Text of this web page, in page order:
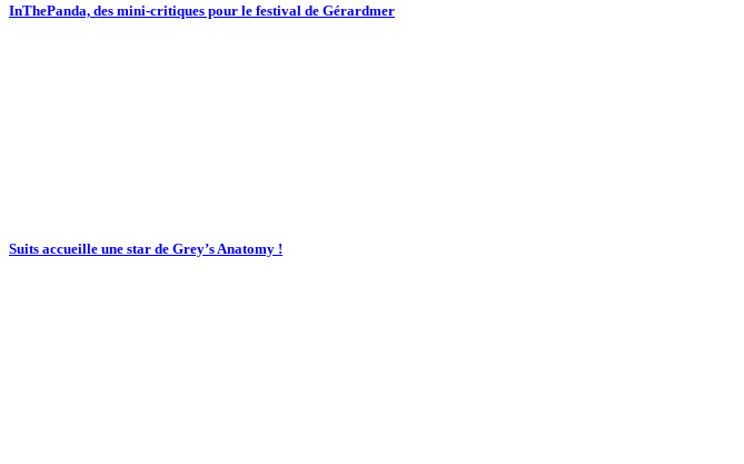
InThePanda, des mini-critiques pour le festival de Gérardmer
Suits accueille une star de Grey’s Anatomy !